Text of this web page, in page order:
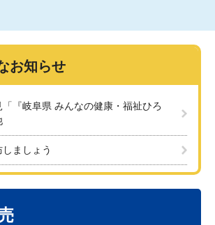
お知らせ
『岐阜県 みんなの健康・福祉ひろ
ましょう